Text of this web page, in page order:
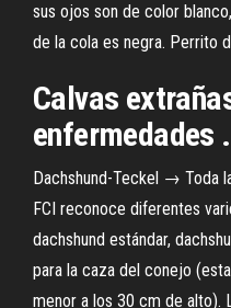
sus ojos son de color
de la cola es negra. Perrito
Calvas
enfermedades
Dachshund-Teckel → Toda
FCI reconoce diferentes
dachshund estándar,
para la caza del conejo
menor a los 30 cm de alto).